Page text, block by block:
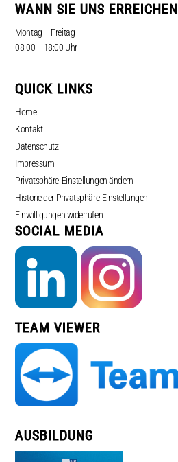
WANN SIE UNS ERREICHEN
Montag – Freitag
08:00 – 18:00 Uhr
QUICK LINKS
Home
Kontakt
Datenschutz
Impressum
Privatsphäre-Einstellungen ändern
Historie der Privatsphäre-Einstellungen
Einwilligungen widerrufen
SOCIAL MEDIA
TEAM VIEWER
AUSBILDUNG